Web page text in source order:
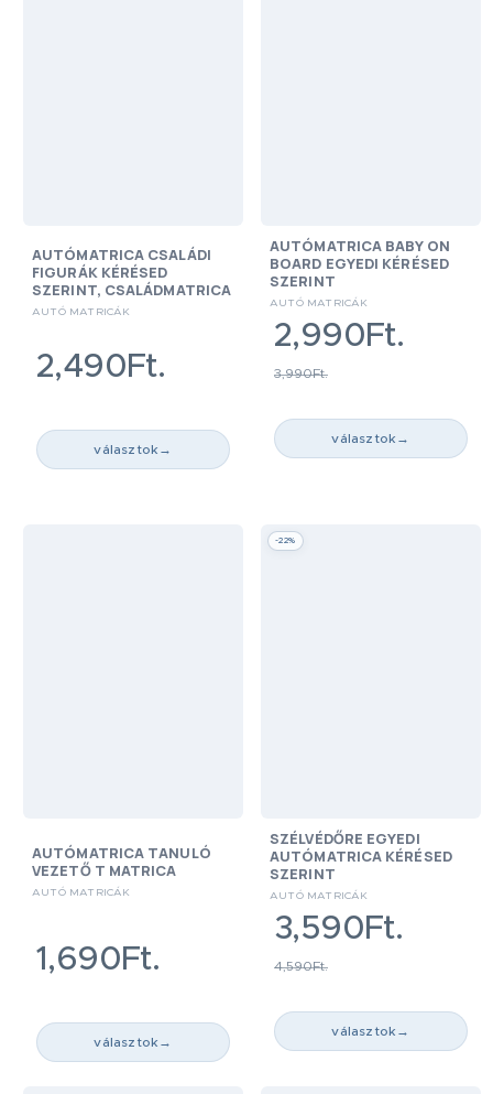
AUTÓMATRICA CSALÁDI
FIGURÁK KÉRÉSED
SZERINT, CSALÁDMATRICA
AUTÓ MATRICÁK
2,490Ft.
választok →
AUTÓMATRICA BABY ON
BOARD EGYEDI KÉRÉSED
SZERINT
AUTÓ MATRICÁK
3,990Ft.
2,990Ft.
választok →
AUTÓMATRICA TANULÓ
VEZETŐ T MATRICA
AUTÓ MATRICÁK
1,690Ft.
választok →
-22%
SZÉLVÉDŐRE EGYEDI
AUTÓMATRICA KÉRÉSED
SZERINT
AUTÓ MATRICÁK
4,590Ft.
3,590Ft.
választok →